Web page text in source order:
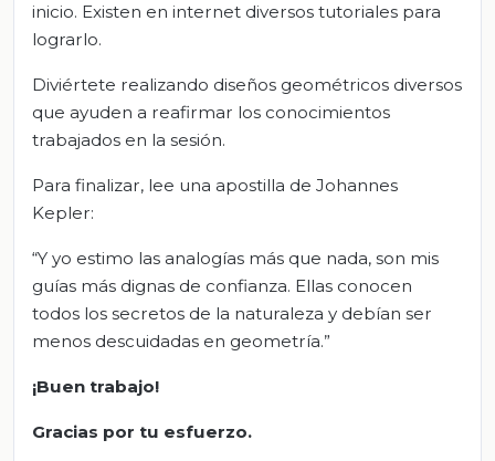
inicio. Existen en internet diversos tutoriales para
lograrlo.
Diviértete realizando diseños geométricos diversos
que ayuden a reafirmar los conocimientos
trabajados en la sesión.
Para finalizar, lee una apostilla de Johannes
Kepler:
“Y yo estimo las analogías más que nada, son mis
guías más dignas de confianza. Ellas conocen
todos los secretos de la naturaleza y debían ser
menos descuidadas en geometría.”
¡Buen trabajo!
Gracias por tu esfuerzo.